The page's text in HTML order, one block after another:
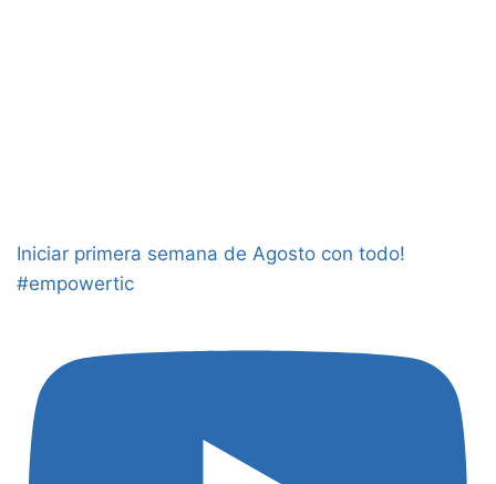
Iniciar primera semana de Agosto con todo!
#empowertic